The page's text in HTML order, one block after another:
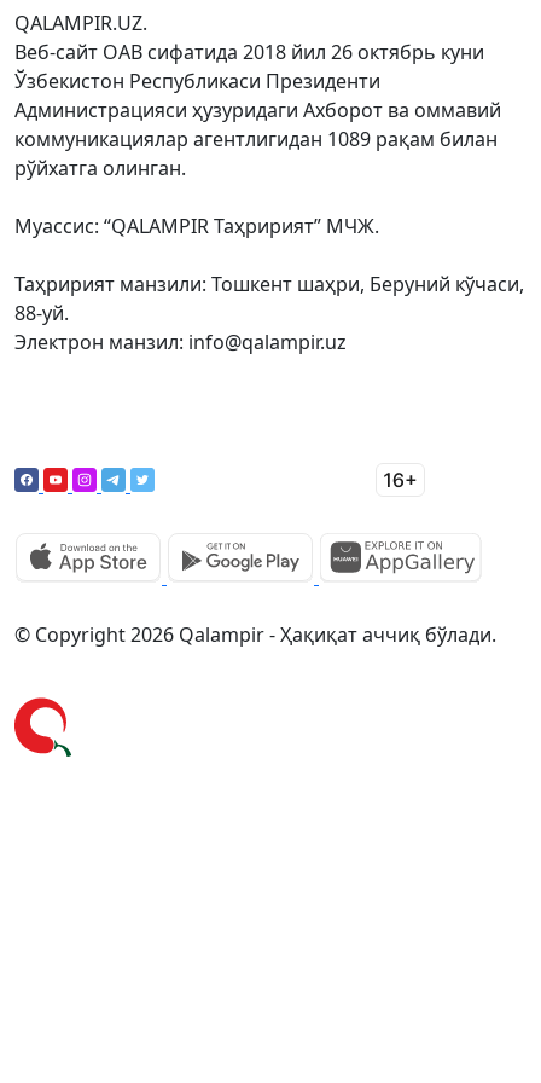
QALAMPIR.UZ.
Веб-сайт ОАВ сифатида 2018 йил 26 октябрь куни
Ўзбекистон Республикаси Президенти
Администрацияси ҳузуридаги Ахборот ва оммавий
коммуникациялар агентлигидан 1089 рақам билан
рўйхатга олинган.
Муассис: “QALAMPIR Таҳририят” МЧЖ.
Таҳририят манзили: Тошкент шаҳри, Беруний кўчаси,
88-уй.
Электрон манзил: info@qalampir.uz
© Copyright 2026 Qalampir - Ҳақиқат аччиқ бўлади.